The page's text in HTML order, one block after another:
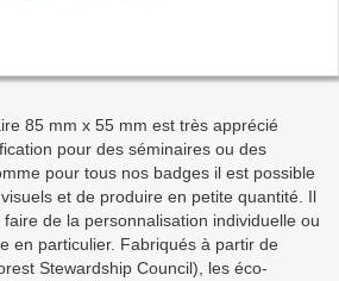
85 mm x 55 mm est très apprécié
pour des séminaires ou des
pour tous nos badges il est possible
et de produire en petite quantité. Il
faire de la personnalisation individuelle ou
en particulier. Fabriqués à partir de
Stewardship Council), les éco-